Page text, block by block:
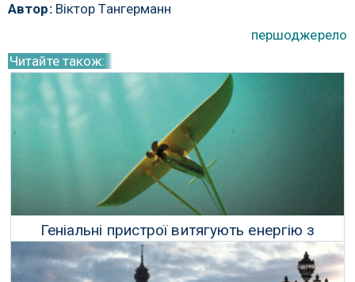
Автор:Віктор Тангерманн
першоджерело
Читайте також:
Геніальні пристрої витягують енергію з
океанських припливів